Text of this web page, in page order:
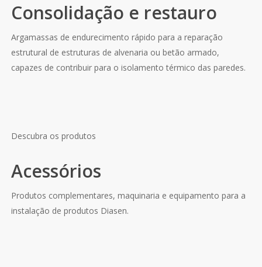
Consolidação e restauro
Argamassas de endurecimento rápido para a reparação
estrutural de estruturas de alvenaria ou betão armado,
capazes de contribuir para o isolamento térmico das paredes.
Descubra os produtos
Acessórios
Produtos complementares, maquinaria e equipamento para a
instalação de produtos Diasen.